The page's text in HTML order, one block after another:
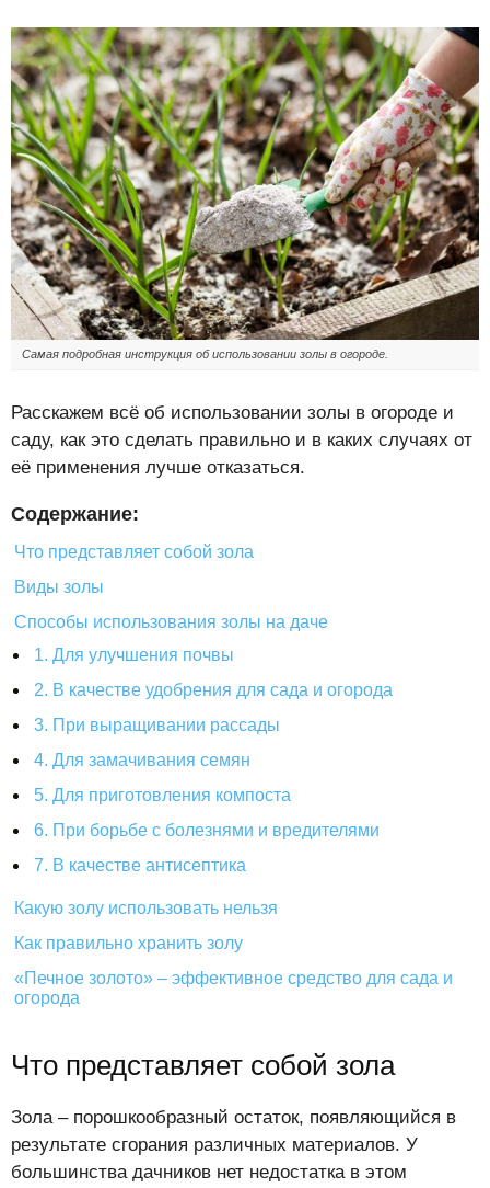
Самая подробная инструкция об использовании золы в огороде.
Расскажем всё об использовании золы в огороде и
саду, как это сделать правильно и в каких случаях от
её применения лучше отказаться.
Содержание:
Что представляет собой зола
Виды золы
Способы использования золы на даче
1. Для улучшения почвы
2. В качестве удобрения для сада и огорода
3. При выращивании рассады
4. Для замачивания семян
5. Для приготовления компоста
6. При борьбе с болезнями и вредителями
7. В качестве антисептика
Какую золу использовать нельзя
Как правильно хранить золу
«Печное золото» – эффективное средство для сада и
огорода
Что представляет собой зола
Зола – порошкообразный остаток, появляющийся в
результате сгорания различных материалов. У
большинства дачников нет недостатка в этом